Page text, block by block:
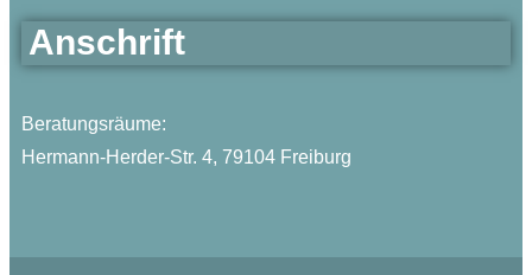
Anschrift
Beratungsräume:
Hermann-Herder-Str. 4, 79104 Freiburg